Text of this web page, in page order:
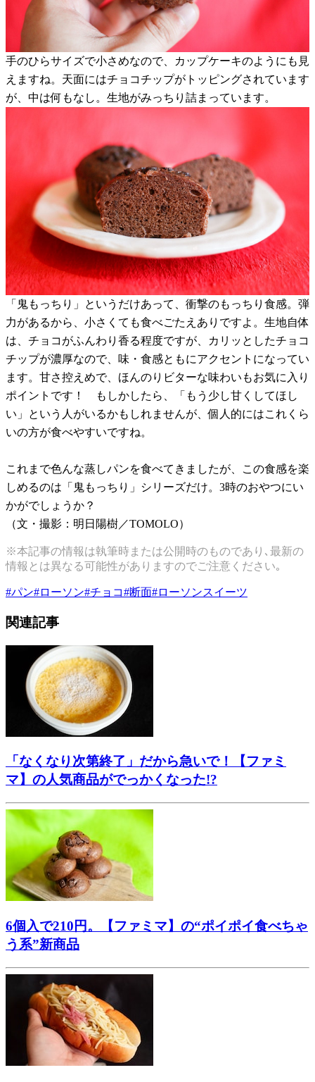
手のひらサイズで小さめなので、カップケーキのようにも見
えますね。天面にはチョコチップがトッピングされています
が、中は何もなし。生地がみっちり詰まっています。
「鬼もっちり」というだけあって、衝撃のもっちり食感。弾
力があるから、小さくても食べごたえありですよ。生地自体
は、チョコがふんわり香る程度ですが、カリッとしたチョコ
チップが濃厚なので、味・食感ともにアクセントになってい
ます。甘さ控えめで、ほんのりビターな味わいもお気に入り
ポイントです！ もしかしたら、「もう少し甘くしてほし
い」という人がいるかもしれませんが、個人的にはこれくら
いの方が食べやすいですね。
これまで色んな蒸しパンを食べてきましたが、この食感を楽
しめるのは「鬼もっちり」シリーズだけ。3時のおやつにい
かがでしょうか？
（文・撮影：明日陽樹／TOMOLO）
※本記事の情報は執筆時または公開時のものであり､最新の
情報とは異なる可能性がありますのでご注意ください｡
#パン#ローソン#チョコ#断面#ローソンスイーツ
関連記事
「なくなり次第終了」だから急いで！【ファミ
マ】の人気商品がでっかくなった!?
6個入で210円。【ファミマ】の“ポイポイ食べちゃ
う系”新商品